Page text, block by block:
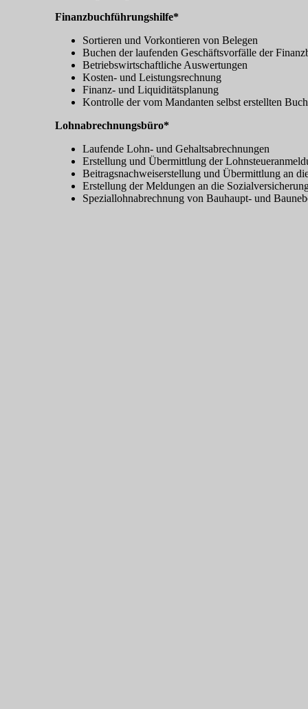
Finanzbuchführungshilfe*
Sortieren und Vorkontieren von Belegen
Buchen der laufenden Geschäftsvorfälle der
Betriebswirtschaftliche Auswertungen
Kosten- und Leistungsrechnung
Finanz- und Liquiditätsplanung
Kontrolle der vom Mandanten selbst erstellten
Lohnabrechnungsbüro*
Laufende Lohn- und Gehaltsabrechnungen
Erstellung und Übermittlung der
Beitragsnachweiserstellung und Übermittlung an
Erstellung der Meldungen an die
Speziallohnabrechnung von Bauhaupt- und